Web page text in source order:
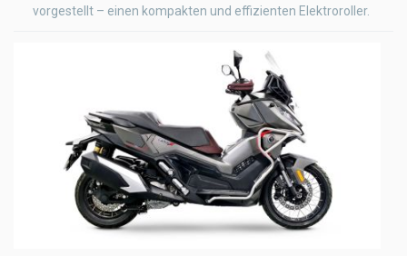
vorgestellt – einen kompakten und effizienten Elektroroller.